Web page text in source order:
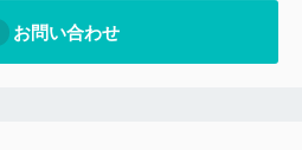
お問い合わせ